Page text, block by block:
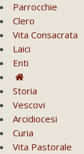
Parrocchie
Clero
Vita Consacrata
Laici
Enti
Storia
Vescovi
Arcidiocesi
Curia
Vita Pastorale